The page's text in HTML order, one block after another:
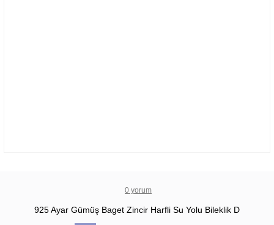
0 yorum
925 Ayar Gümüş Baget Zincir Harfli Su Yolu Bileklik D